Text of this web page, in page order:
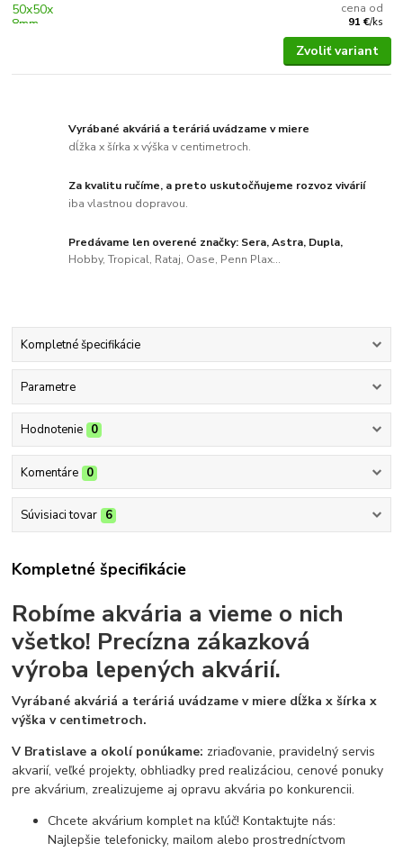
cena od
91 €/ks
Zvoliť variant
Vyrábané akváriá a teráriá uvádzame v miere
dĺžka x šírka x výška v centimetroch.
Za kvalitu ručíme, a preto uskutočňujeme rozvoz vivárií
iba vlastnou dopravou.
Predávame len overené značky: Sera, Astra, Dupla,
Hobby, Tropical, Rataj, Oase, Penn Plax...
Kompletné špecifikácie
Parametre
Hodnotenie 0
Komentáre 0
Súvisiaci tovar 6
Kompletné špecifikácie
Robíme akvária a vieme o nich
všetko! Precízna zákazková
výroba lepených akvárií.
Vyrábané akváriá a teráriá uvádzame v miere dĺžka x šírka x
výška v centimetroch.
V Bratislave a okolí ponúkame: zriaďovanie, pravidelný servis
akvarií, veľké projekty, obhliadky pred realizáciou, cenové ponuky
pre akvárium, zrealizujeme aj opravu akvária po konkurencii.
Chcete akvárium komplet na kľúč! Kontaktujte nás:
Najlepšie telefonicky, mailom alebo prostredníctvom